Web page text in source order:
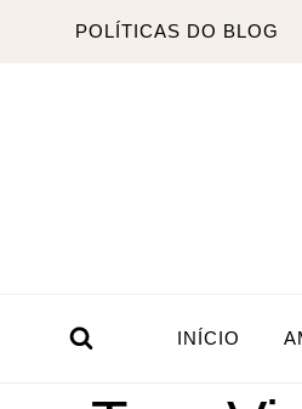
POLÍTICAS DO BLOG
INÍCIO